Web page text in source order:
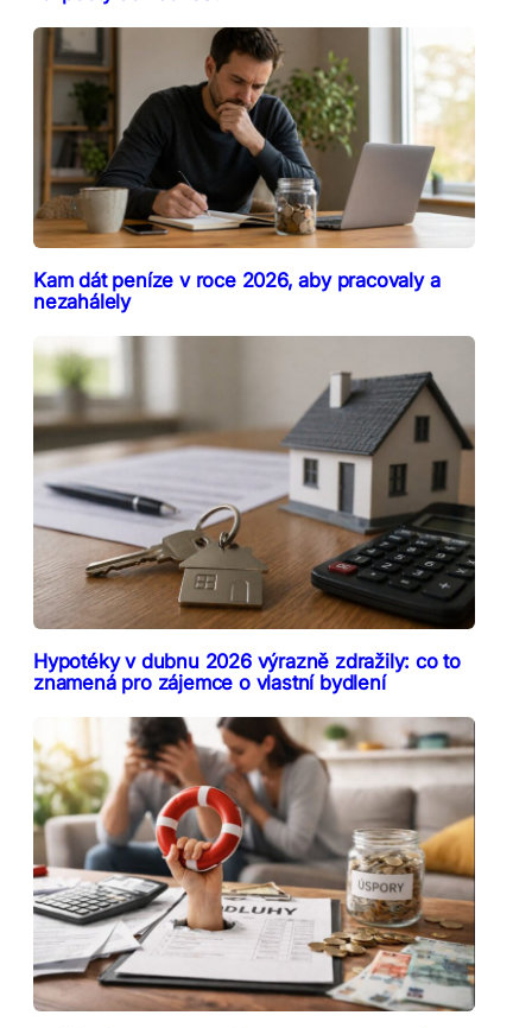
Kam dát peníze v roce 2026, aby pracovaly a
nezahálely
Hypotéky v dubnu 2026 výrazně zdražily: co to
znamená pro zájemce o vlastní bydlení